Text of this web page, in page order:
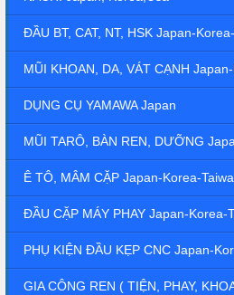
ĐẦU BT, CAT, NT, HSK Japan-
MŨI KHOAN, DA, VÁT CẠNH
DỤNG CỤ YAMAWA Japan
MŨI TARÔ, BÀN REN, DƯỠNG
Ê TÔ, MÂM CẶP Japan-Korea-
ĐẦU CẶP MÁY PHAY Japan-Korea-
PHỤ KIỆN ĐẦU KẸP CNC Japan-
GIA CÔNG REN ( TIỆN, PHAY,